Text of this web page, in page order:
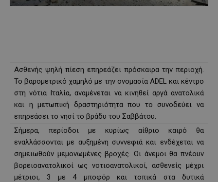
Ασθενής ψηλή πίεση επηρεάζει πρόσκαιρα την περιοχή.
Το βαρομετρικό χαμηλό με την ονομασία ADEL και κέντρο
στη νότια Ιταλία, αναμένεται να κινηθεί αργά ανατολικά
και η μετωπική δραστηριότητα που το συνοδεύει να
επηρεάσει το νησί το βράδυ του Σαββάτου.
Σήμερα, περίοδοι με κυρίως αίθριο καιρό θα
εναλλάσσονται με αυξημένη συννεφιά και ενδέχεται να
σημειωθούν μεμονωμένες βροχές. Οι άνεμοι θα πνέουν
βορειοανατολικοί ως νοτιοανατολικοί, ασθενείς μέχρι
μέτριοι, 3 με 4 μποφόρ και τοπικά στα δυτικά